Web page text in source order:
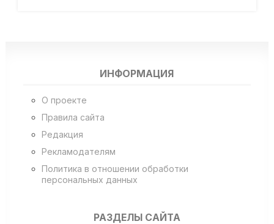
ИНФОРМАЦИЯ
О проекте
Правила сайта
Редакция
Рекламодателям
Политика в отношении обработки
персональных данных
РАЗДЕЛЫ САЙТА